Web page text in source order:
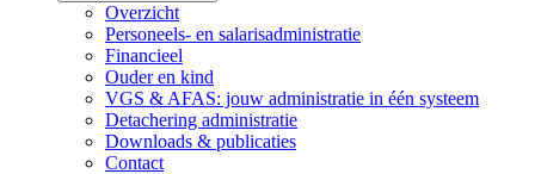
Overzicht
Personeels- en salarisadministratie
Financieel
Ouder en kind
VGS & AFAS: jouw administratie in één systeem
Detachering administratie
Downloads & publicaties
Contact